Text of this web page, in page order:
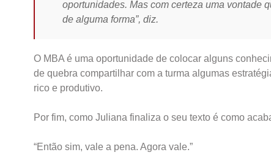
oportunidades. Mas com certeza uma vontade
de alguma forma”, diz.
O MBA é uma oportunidade de colocar alguns
de quebra compartilhar com a turma algumas
rico e produtivo.
Por fim, como Juliana finaliza o seu texto é como
“Então sim, vale a pena. Agora vale.”